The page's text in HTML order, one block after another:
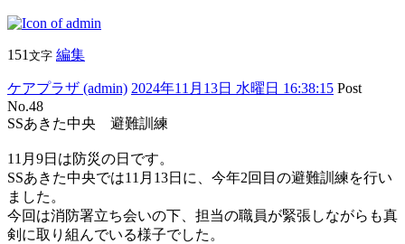
151 文字 編集
ケアプラザ (admin) 2024年11月13日 水曜日 16:38:15 Post
No.48
SSあきた中央 避難訓練
11月9日は防災の日です。
SSあきた中央では11月13日に、今年2回目の避難訓練を行い
ました。
今回は消防署立ち会いの下、担当の職員が緊張しながらも真
剣に取り組んでいる様子でした。